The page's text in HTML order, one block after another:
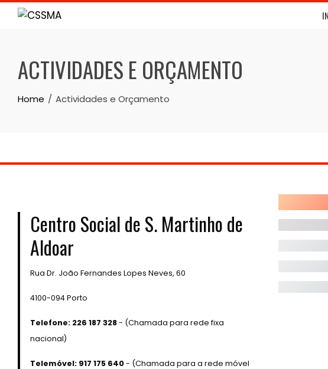
Skip
ACTIVIDADES E ORÇAMENTO
Home Actividades e Orçamento
Centro Social de S. Martinho de
Aldoar
Rua Dr. João Fernandes Lopes Neves, 60
4100-094 Porto
Telefone: 226 187 328- (Chamada para rede fixa
nacional)
Telemóvel: 917 175 640- (Chamada para a rede móvel